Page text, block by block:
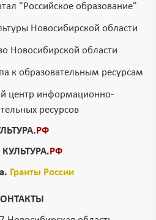
"Российское образование"
Новосибирской области
Новосибирской области
к образовательным ресурсам
центр информационно-
ресурсов
.РФ
КУЛЬТУРА.РФ
Гранты России